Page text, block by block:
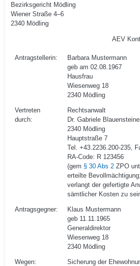
Bezirksgericht Mödling
Wiener Straße 4–6
2340 Mödling
AEV
Antragstellerin:
Barbara Mustermann
geb am 02.08.1967
Hausfrau
Wiesenweg 18
2340 Mödling
Vertreten
durch:
Rechtsanwalt
Dr. Gabriele
2340 Mödling
Hauptstraße 7
Tel. +43.2236.200-235,
RA-Code: R 123456
(gem § 30 Abs 2ZPO
erteilte
verlangt der gefertigte
sämtlicher Kosten zu
Antragsgegner:
Klaus Mustermann
geb 11.11.1965
Generaldirektor
Wiesenweg 18
2340 Mödling
Wegen: Sicherung der